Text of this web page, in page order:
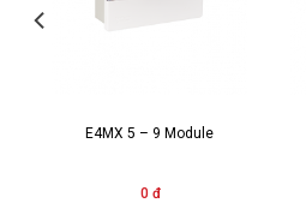
E4MX 5 – 9 Module
0 đ